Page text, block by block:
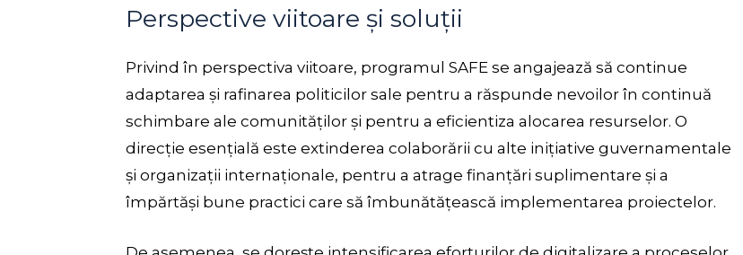
Perspective viitoare și soluții
Privind în perspectiva viitoare, programul SAFE se angajează să continue
adaptarea și rafinarea politicilor sale pentru a răspunde nevoilor în continuă
schimbare ale comunităților și pentru a eficientiza alocarea resurselor. O
direcție esențială este extinderea colaborării cu alte inițiative guvernamentale
și organizații internaționale, pentru a atrage finanțări suplimentare și a
împărtăși bune practici care să îmbunătățească implementarea proiectelor.